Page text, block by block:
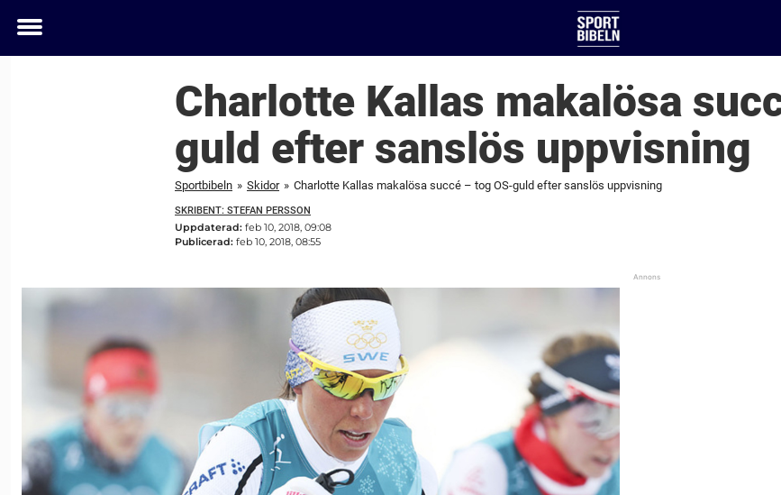
Toggle
Charlotte Kallas makalösa
guld efter sanslös uppvisning
Sportbibeln » Skidor » Charlotte Kallas makalösa succé – tog OS-guld efter sanslös uppvisning
SKRIBENT: STEFAN PERSSON
Uppdaterad: feb 10, 2018, 09:08
Publicerad: feb 10, 2018, 08:55